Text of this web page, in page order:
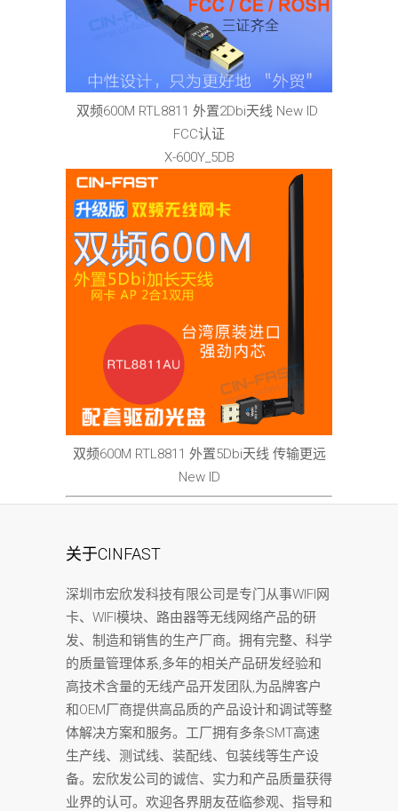
双频600M RTL8811 外置2Dbi天线 New ID
FCC认证
X-600Y_5DB
双频600M RTL8811 外置5Dbi天线 传输更远
New ID
关于CINFAST
深圳市宏欣发科技有限公司是专门从事WIFI网
卡、WIFI模块、路由器等无线网络产品的研
发、制造和销售的生产厂商。拥有完整、科学
的质量管理体系,多年的相关产品研发经验和
高技术含量的无线产品开发团队,为品牌客户
和OEM厂商提供高品质的产品设计和调试等整
体解决方案和服务。工厂拥有多条SMT高速
生产线、测试线、装配线、包装线等生产设
备。宏欣发公司的诚信、实力和产品质量获得
业界的认可。欢迎各界朋友莅临参观、指导和